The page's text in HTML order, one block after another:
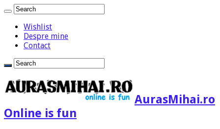
Wishlist
Despre mine
Contact
AurasMihai.ro
Online is fun